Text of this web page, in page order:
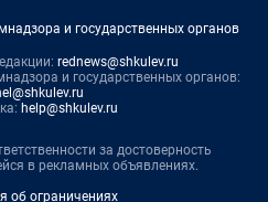
и государственных органов
rednews@shkulev.ru
и государственных органов:
help@shkulev.ru
за достоверность
в рекламных объявлениях.
об ограничениях